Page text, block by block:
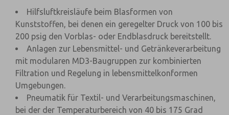
Hilfsluftkreisläufe beim Blasformen von
Kunststoffen, bei denen ein geregelter Druck von 100 bis
200 psig den Vorblas- oder Endblasdruck bereitstellt.
Anlagen zur Lebensmittel- und Getränkeverarbeitung
mit modularen MD3-Baugruppen zur kombinierten
Filtration und Regelung in lebensmittelkonformen
Umgebungen.
Pneumatik für Textil- und Verarbeitungsmaschinen,
bei der der Temperaturbereich von 40 bis 175 Grad